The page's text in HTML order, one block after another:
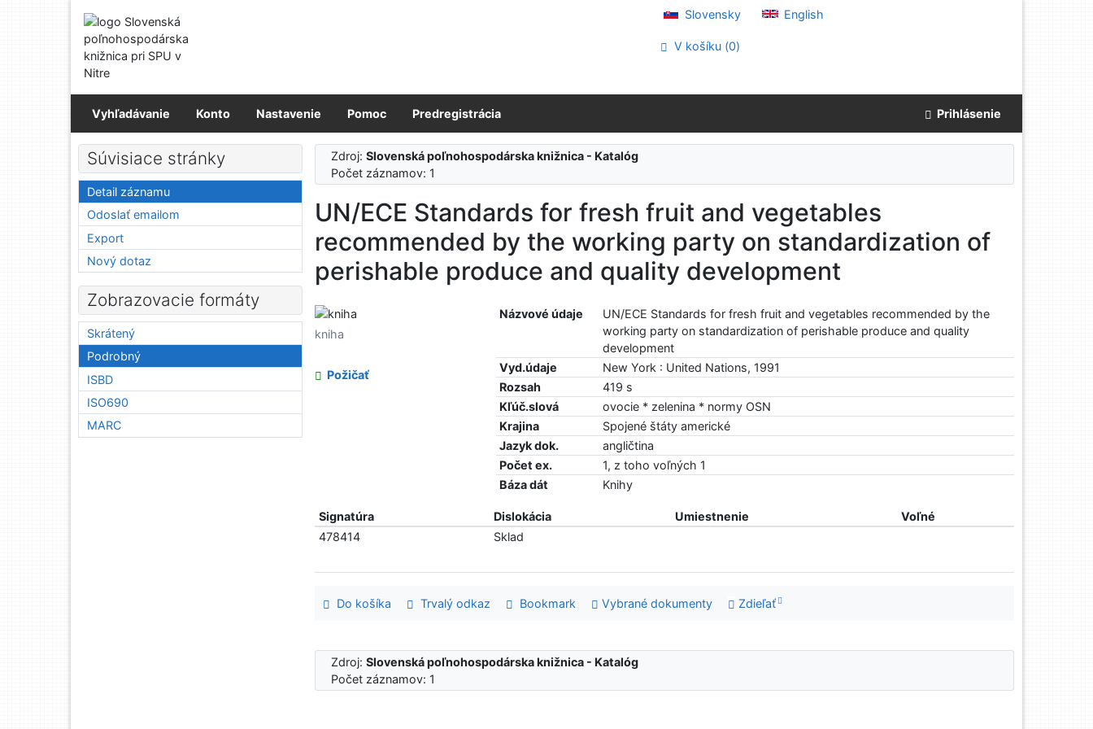
Prejsť na menu
Prehlásenie o webovej prístupnosti
Slovensky English
V košíku (0)
Vyhľadávanie Konto Nastavenie Pomoc Predregistrácia Prihlásenie
Zdroj:Slovenská poľnohospodárska knižnica - Katalóg
Počet záznamov: 1
UN/ECE Standards for fresh fruit and vegetables
recommended by the working party on standardization of
perishable produce and quality development
Názvové údaje
UN/ECE Standards for fresh fruit and vegetables recommended by the
working party on standardization of perishable produce and quality
development
Vyd.údaje
New York : United Nations, 1991
Rozsah
419 s
Kľúč.slová
ovocie * zelenina * normy OSN
Krajina
Spojené štáty americké
Jazyk dok.
angličtina
Počet ex.
1, z toho voľných 1
Báza dát
Knihy
kniha
Požičať
Signatúra Dislokácia Umiestnenie
Voľné
478414
Sklad
Do košíka Trvalý odkaz Bookmark Vybrané dokumenty Zdieľať
Zdroj:Slovenská poľnohospodárska knižnica - Katalóg
Počet záznamov: 1
Súvisiace stránky
Detail záznamu
Odoslať emailom
Export
Nový dotaz
Zobrazovacie formáty
Skrátený
Podrobný
ISBD
ISO690
MARC